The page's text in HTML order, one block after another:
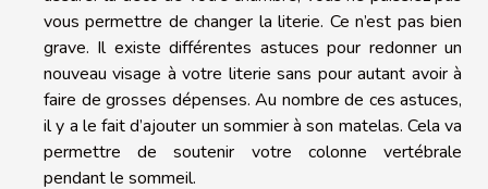
vous permettre de changer la literie. Ce n’est pas bien
grave. Il existe différentes astuces pour redonner un
nouveau visage à votre literie sans pour autant avoir à
faire de grosses dépenses. Au nombre de ces astuces,
il y a le fait d’ajouter un sommier à son matelas. Cela va
permettre de soutenir votre colonne vertébrale
pendant le sommeil.